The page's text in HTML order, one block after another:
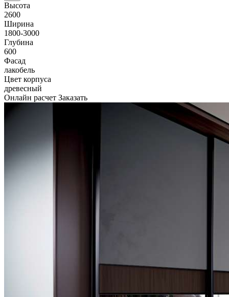
Высота
2600
Ширина
1800-3000
Глубина
600
Фасад
лакобель
Цвет корпуса
древесный
Онлайн расчет Заказать